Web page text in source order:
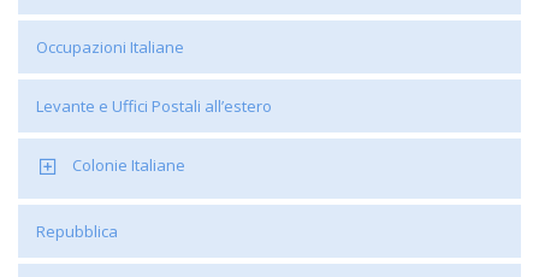
Occupazioni Italiane
Levante e Uffici Postali all’estero
Colonie Italiane
Repubblica